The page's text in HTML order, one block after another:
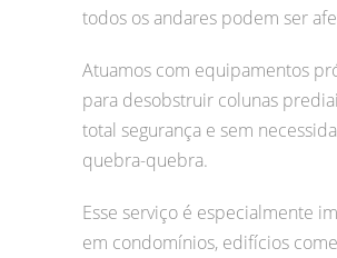
todos os andares podem ser
Atuamos com equipamentos
para desobstruir colunas
total segurança e sem
quebra-quebra.
Esse serviço é especialmente
em condomínios, edifícios